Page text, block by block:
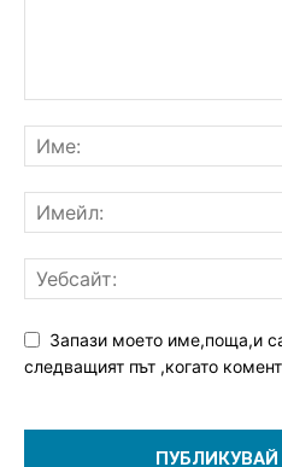
Запази моето име,поща,и
следващият път ,когато